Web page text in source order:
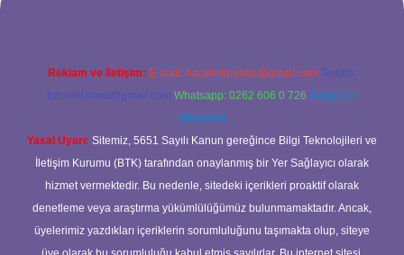
Reklam ve İletişim: E-mail: backlinkpaneli@gmail.com Teams:
forumhizmeti@gmail.com Whatsapp: 0262 606 0 726 Telegram:
@karabul
Yasal Uyarı: Sitemiz, 5651 Sayılı Kanun gereğince Bilgi Teknolojileri ve
İletişim Kurumu (BTK) tarafından onaylanmış bir Yer Sağlayıcı olarak
hizmet vermektedir. Bu nedenle, sitedeki içerikleri proaktif olarak
denetleme veya araştırma yükümlülüğümüz bulunmamaktadır. Ancak,
üyelerimiz yazdıkları içeriklerin sorumluluğunu taşımakta olup, siteye